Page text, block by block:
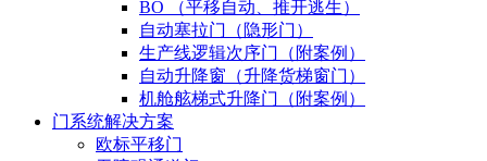
BO （平移自动、推开逃生）
自动塞拉门（隐形门）
生产线逻辑次序门（附案例）
自动升降窗（升降货梯窗门）
机舱舷梯式升降门（附案例）
门系统解决方案
欧标平移门